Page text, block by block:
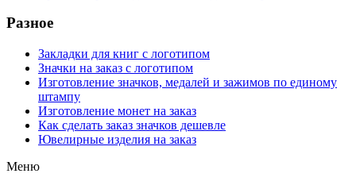
Разное
Закладки для книг с логотипом
Значки на заказ с логотипом
Изготовление значков, медалей и зажимов по единому
штампу
Изготовление монет на заказ
Как сделать заказ значков дешевле
Ювелирные изделия на заказ
Меню